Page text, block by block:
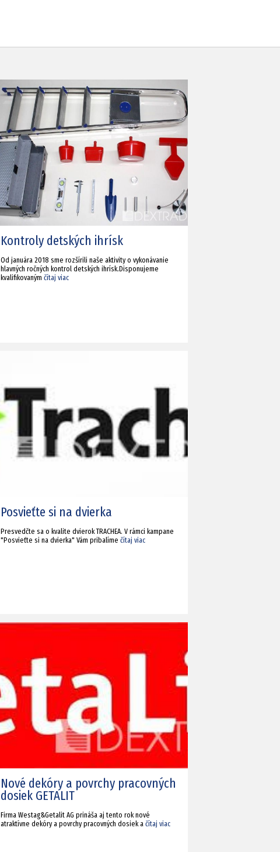
Kontroly detských ihrísk
Od januára 2018 sme rozšírili naše aktivity o vykonávanie
hlavných ročných kontrol detských ihrísk.Disponujeme
kvalifikovaným čítaj viac
Posvieťte si na dvierka
Presvedčte sa o kvalite dvierok TRACHEA. V rámci kampane
"Posvieťte si na dvierka" Vám pribalíme čítaj viac
Nové dekóry a povrchy pracovných
dosiek GETALIT
Firma Westag&Getalit AG prináša aj tento rok nové
atraktívne dekóry a povrchy pracovných dosiek a čítaj viac